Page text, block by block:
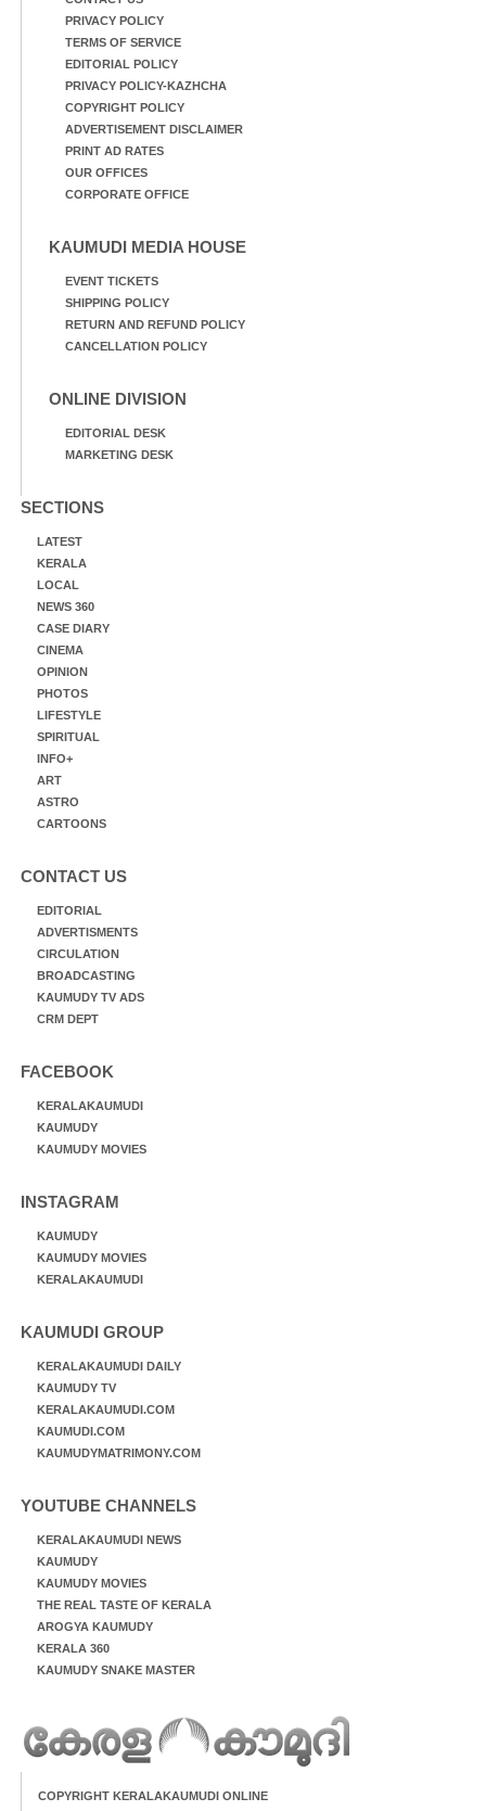
PRIVACY POLICY
TERMS OF SERVICE
EDITORIAL POLICY
PRIVACY POLICY-KAZHCHA
COPYRIGHT POLICY
ADVERTISEMENT DISCLAIMER
PRINT AD RATES
OUR OFFICES
CORPORATE OFFICE
KAUMUDI MEDIA HOUSE
EVENT TICKETS
SHIPPING POLICY
RETURN AND REFUND POLICY
CANCELLATION POLICY
ONLINE DIVISION
EDITORIAL DESK
MARKETING DESK
SECTIONS
LATEST
KERALA
LOCAL
NEWS 360
CASE DIARY
CINEMA
OPINION
PHOTOS
LIFESTYLE
SPIRITUAL
INFO+
ART
ASTRO
CARTOONS
CONTACT US
EDITORIAL
ADVERTISMENTS
CIRCULATION
BROADCASTING
KAUMUDY TV ADS
CRM DEPT
FACEBOOK
KERALAKAUMUDI
KAUMUDY
KAUMUDY MOVIES
INSTAGRAM
KAUMUDY
KAUMUDY MOVIES
KERALAKAUMUDI
KAUMUDI GROUP
KERALAKAUMUDI DAILY
KAUMUDY TV
KERALAKAUMUDI.COM
KAUMUDI.COM
KAUMUDYMATRIMONY.COM
YOUTUBE CHANNELS
KERALAKAUMUDI NEWS
KAUMUDY
KAUMUDY MOVIES
THE REAL TASTE OF KERALA
AROGYA KAUMUDY
KERALA 360
KAUMUDY SNAKE MASTER
COPYRIGHT KERALAKAUMUDI ONLINE